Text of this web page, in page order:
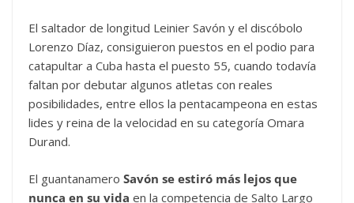
El saltador de longitud Leinier Savón y el discóbolo
Lorenzo Díaz, consiguieron puestos en el podio para
catapultar a Cuba hasta el puesto 55, cuando todavía
faltan por debutar algunos atletas con reales
posibilidades, entre ellos la pentacampeona en estas
lides y reina de la velocidad en su categoría Omara
Durand.
El guantanamero Savón se estiró más lejos que
nunca en su vida en la competencia de Salto Largo